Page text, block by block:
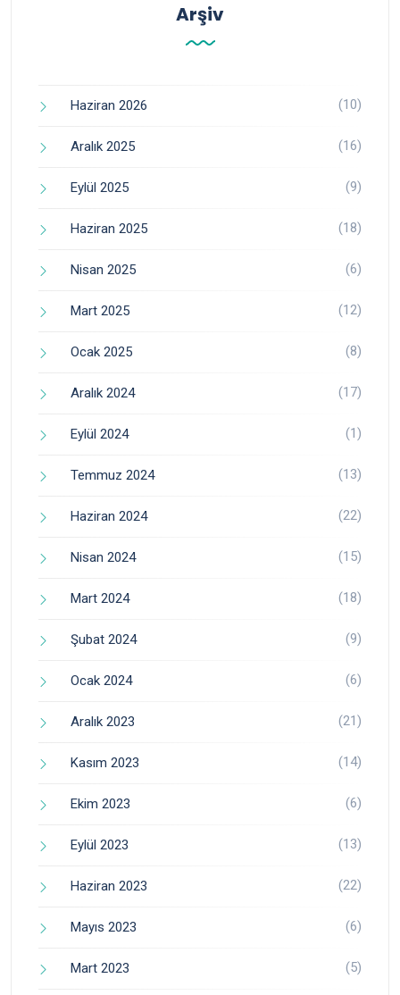
Arşiv
Haziran 2026 (10)
Aralık 2025 (16)
Eylül 2025 (9)
Haziran 2025 (18)
Nisan 2025 (6)
Mart 2025 (12)
Ocak 2025 (8)
Aralık 2024 (17)
Eylül 2024 (1)
Temmuz 2024 (13)
Haziran 2024 (22)
Nisan 2024 (15)
Mart 2024 (18)
Şubat 2024 (9)
Ocak 2024 (6)
Aralık 2023 (21)
Kasım 2023 (14)
Ekim 2023 (6)
Eylül 2023 (13)
Haziran 2023 (22)
Mayıs 2023 (6)
Mart 2023 (5)